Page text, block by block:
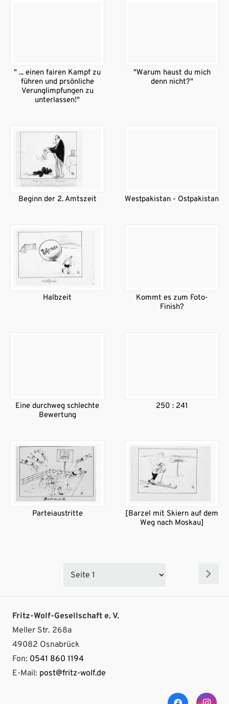
" ... einen fairen Kampf zu
führen und prsönliche
Verunglimpfungen zu
unterlassen!"
"Warum haust du mich
denn nicht?"
Beginn der 2. Amtszeit Westpakistan - Ostpakistan
Halbzeit
Kommt es zum Foto-
Finish?
Eine durchweg schlechte
Bewertung
250 : 241
Parteiaustritte
[Barzel mit Skiern auf dem
Weg nach Moskau]
Fritz-Wolf-Gesellschaft e. V.
Meller Str. 268a
49082 Osnabrück
Fon: 0541 860 1194
E-Mail: post@fritz-wolf.de